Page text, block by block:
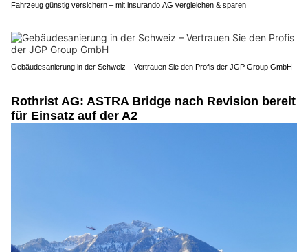
Fahrzeug günstig versichern – mit insurando AG vergleichen & sparen
Gebäudesanierung in der Schweiz – Vertrauen Sie den Profis der JGP Group GmbH
Rothrist AG: ASTRA Bridge nach Revision bereit
für Einsatz auf der A2